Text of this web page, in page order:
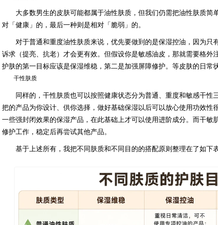
大多数男生的皮肤可能都属于油性肤质，但我们仍需把油性肤质简
对「健康」的，最后一种则是相对「脆弱」的。
对于普通和重度油性肤质来说，优先要做到的是保湿控油，因为只
诉求（提亮、抗老）才会更有效。但假设你是敏感油皮，那就需要格外
护肤的第一目标应该是保湿维稳，第二是加强屏障修护。等皮肤的日常
干性肤质
同样的，干性肤质也可以按照健康状态分为普通、重度和敏感干
把的产品为你设计、供你选择，做好基础保湿以后可以放心使用功效性
一些强封闭效果的保湿产品，在此基础上才可以使用进阶成分。而干敏
修护工作，稳定后再尝试其他产品。
基于上述所有，我把不同肤质和不同目的的搭配原则整理在了如下